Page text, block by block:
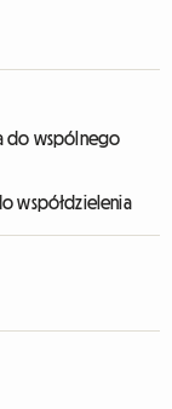
do wspólnego
współdzielenia